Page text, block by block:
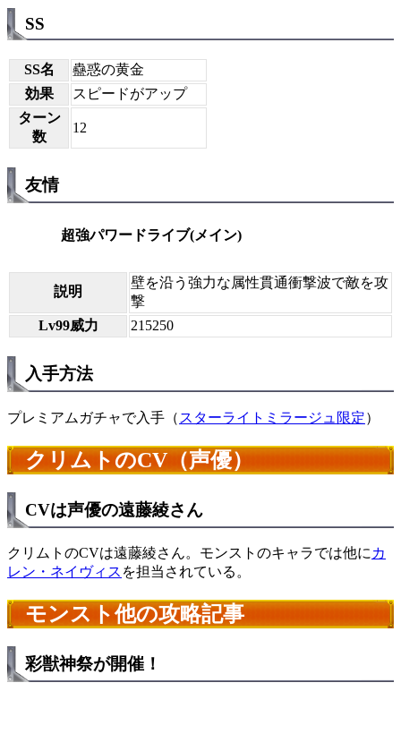
SS
SS名
蠱惑の黄金
効果
スピードがアップ
ターン
数
12
友情
超強パワードライブ(メイン)
説明
壁を沿う強力な属性貫通衝撃波で敵を攻
撃
Lv99威力
215250
入手方法
プレミアムガチャで入手（ スターライトミラージュ限定）
クリムトのCV（声優）
CVは声優の遠藤綾さん
クリムトのCVは遠藤綾さん。モンストのキャラでは他に カ
レン・ネイヴィス を担当されている。
モンスト他の攻略記事
彩獣神祭が開催！